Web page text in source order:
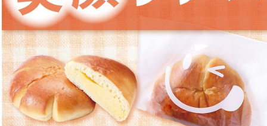
お問い合わせ
Contact us in English